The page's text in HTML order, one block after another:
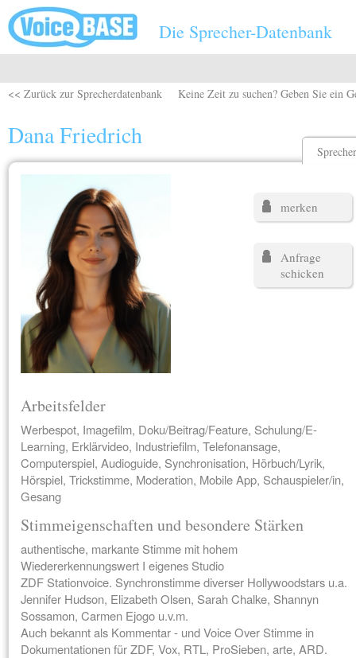
Direkt zum Inhalt
Die Sprecher-Datenbank
<< Zurück zur Sprecherdatenbank Keine Zeit zu suchen? Geben Sie ein
Dana Friedrich
merken
Anfrage
schicken
Arbeitsfelder
Werbespot, Imagefilm, Doku/Beitrag/Feature, Schulung/E-
Learning, Erklärvideo, Industriefilm, Telefonansage,
Computerspiel, Audioguide, Synchronisation, Hörbuch/Lyrik,
Hörspiel, Trickstimme, Moderation, Mobile App, Schauspieler/in,
Gesang
Stimmeigenschaften und besondere Stärken
authentische, markante Stimme mit hohem
Wiedererkennungswert I eigenes Studio
ZDF Stationvoice. Synchronstimme diverser Hollywoodstars u.a.
Jennifer Hudson, Elizabeth Olsen, Sarah Chalke, Shannyn
Sossamon, Carmen Ejogo u.v.m.
Auch bekannt als Kommentar - und Voice Over Stimme in
Dokumentationen für ZDF, Vox, RTL, ProSieben, arte, ARD.